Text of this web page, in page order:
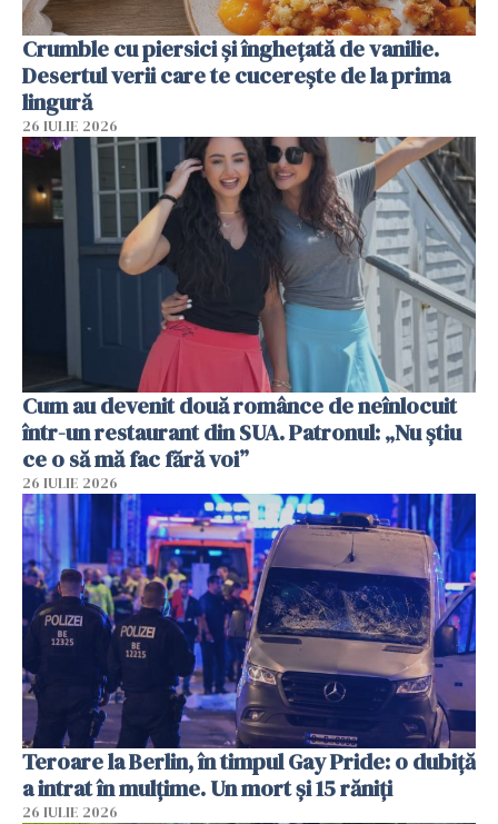
Crumble cu piersici și înghețată de vanilie.
Desertul verii care te cucerește de la prima
lingură
26 IULIE 2026
Cum au devenit două românce de neînlocuit
într-un restaurant din SUA. Patronul: „Nu știu
ce o să mă fac fără voi”
26 IULIE 2026
Teroare la Berlin, în timpul Gay Pride: o dubiță
a intrat în mulțime. Un mort și 15 răniți
26 IULIE 2026